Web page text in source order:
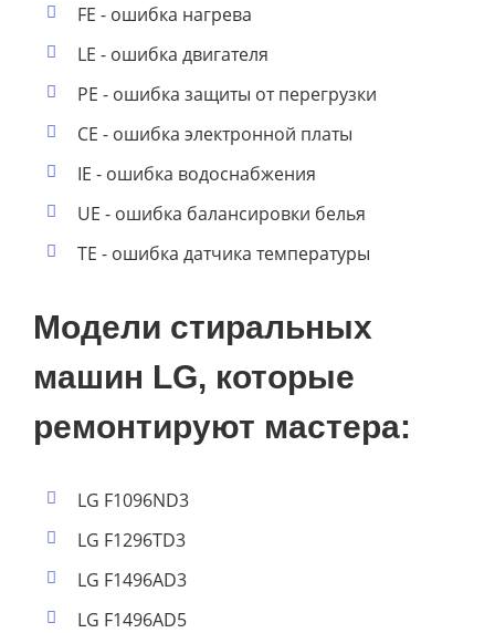
FE - ошибка нагрева
LE - ошибка двигателя
PE - ошибка защиты от перегрузки
CE - ошибка электронной платы
IE - ошибка водоснабжения
UE - ошибка балансировки белья
TE - ошибка датчика температуры
Модели стиральных
машин LG, которые
ремонтируют мастера:
LG F1096ND3
LG F1296TD3
LG F1496AD3
LG F1496AD5